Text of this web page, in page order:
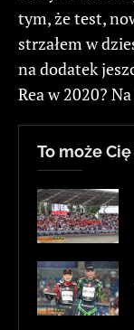
tym, że test,
strzałem w
na dodatek
Rea w 2020?
To może